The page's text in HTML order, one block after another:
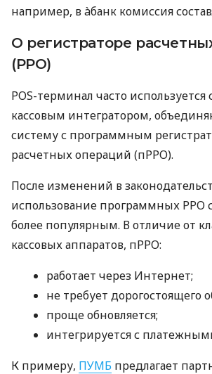
например, в àбанк комиссия
О регистраторе
(РРО)
POS-терминал часто используется
кассовым интегратором,
систему с программным
расчетных операций (пРРО).
После изменений в
использование программных РРО
более популярным. В отличие от
кассовых аппаратов, пРРО:
работает через Интернет;
не требует дорогостоящего
проще обновляется;
интегрируется с
К примеру, ПУМБ предлагает